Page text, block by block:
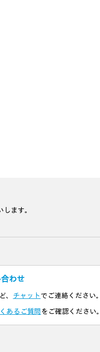
ます。
わせ
、 チャットでご連絡ください。
あるご質問 をご確認ください。